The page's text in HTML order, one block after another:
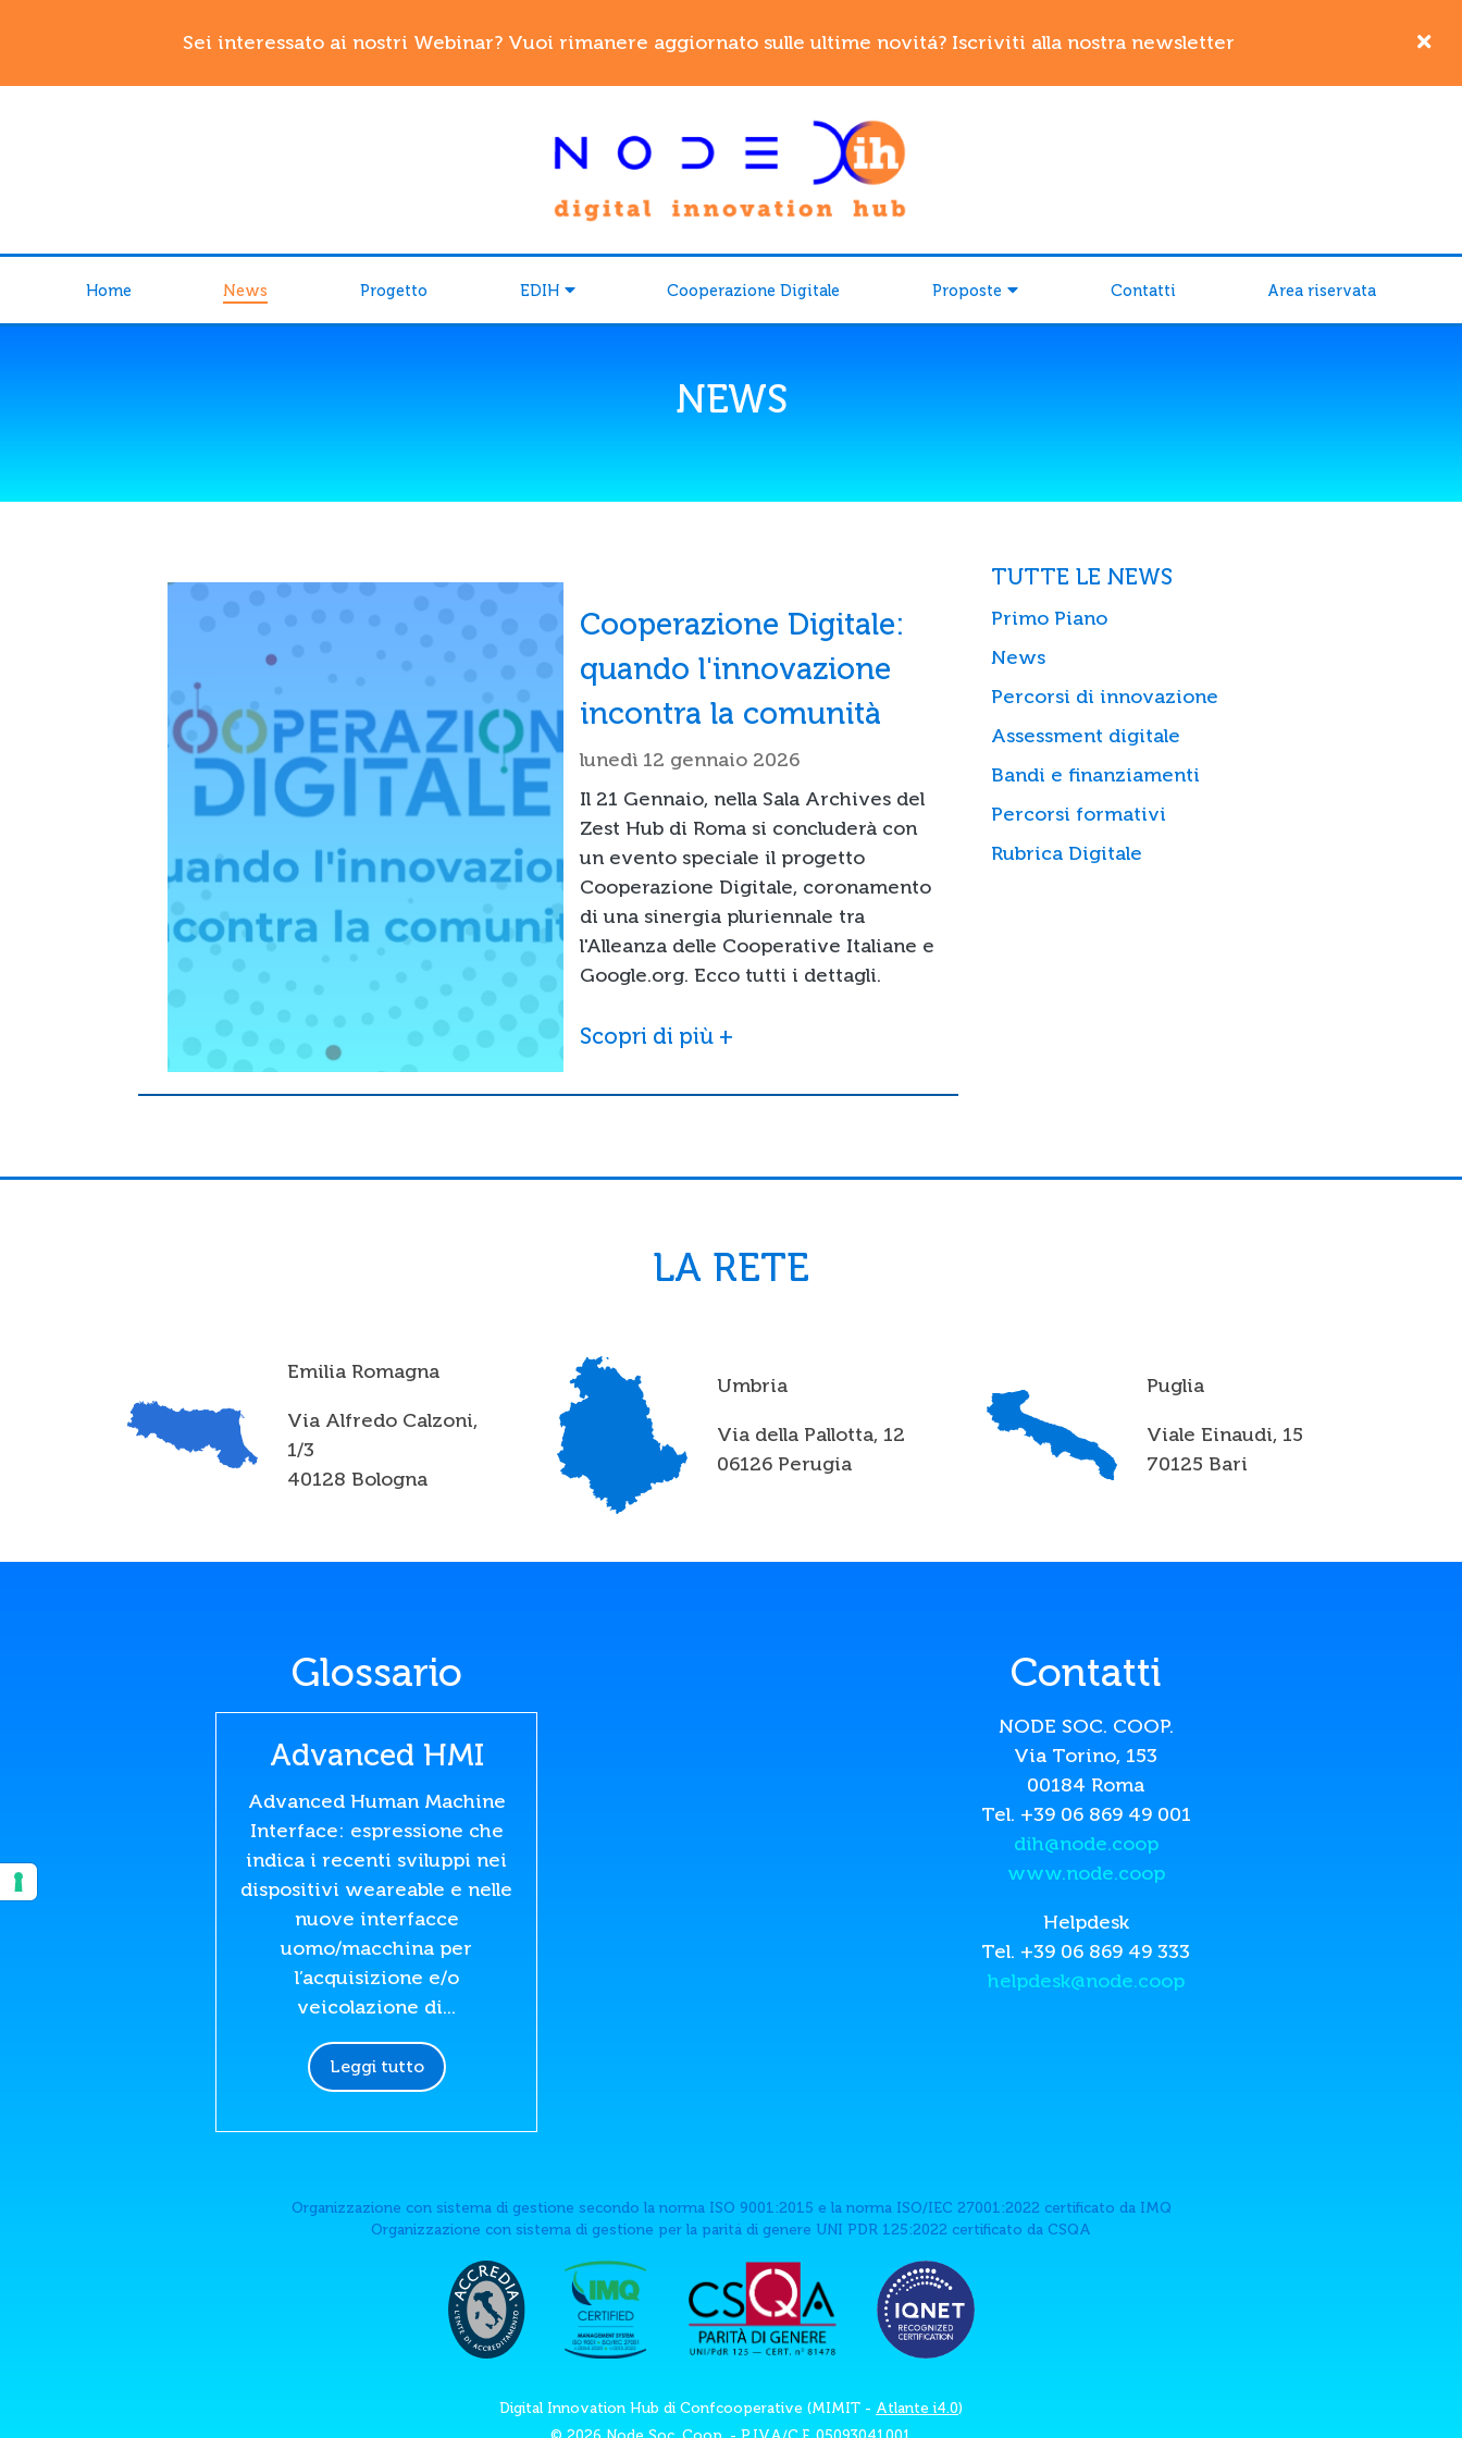
Sei interessato ai nostri Webinar? Vuoi rimanere aggiornato sulle ultime novitá? Iscriviti alla nostra newsletter
Home News Progetto EDIH Cooperazione Digitale Proposte Contatti Area riservata
NEWS
Cooperazione Digitale:
quando l'innovazione
incontra la comunità
lunedì 12 gennaio 2026
Il 21 Gennaio, nella Sala Archives del
Zest Hub di Roma si concluderà con
un evento speciale il progetto
Cooperazione Digitale, coronamento
di una sinergia pluriennale tra
l'Alleanza delle Cooperative Italiane e
Google.org. Ecco tutti i dettagli.
Scopri di più +
TUTTE LE NEWS
Primo Piano
News
Percorsi di innovazione
Assessment digitale
Bandi e finanziamenti
Percorsi formativi
Rubrica Digitale
LA RETE
Emilia Romagna
Via Alfredo Calzoni,
1/3
40128 Bologna
Umbria
Via della Pallotta, 12
06126 Perugia
Puglia
Viale Einaudi, 15
70125 Bari
Glossario
Advanced HMI
Advanced Human Machine
Interface: espressione che
indica i recenti sviluppi nei
dispositivi weareable e nelle
nuove interfacce
uomo/macchina per
l’acquisizione e/o
veicolazione di...
Leggi tutto
Contatti
NODE SOC. COOP.
Via Torino, 153
00184 Roma
Tel. +39 06 869 49 001
dih@node.coop
www.node.coop
Helpdesk
Tel. +39 06 869 49 333
helpdesk@node.coop
Organizzazione con sistema di gestione secondo la norma ISO 9001:2015 e la norma ISO/IEC 27001:2022 certificato da IMQ
Organizzazione con sistema di gestione per la paritá di genere UNI PDR 125:2022 certificato da CSQA
Digital Innovation Hub di Confcooperative (MIMIT - Atlante i4.0)